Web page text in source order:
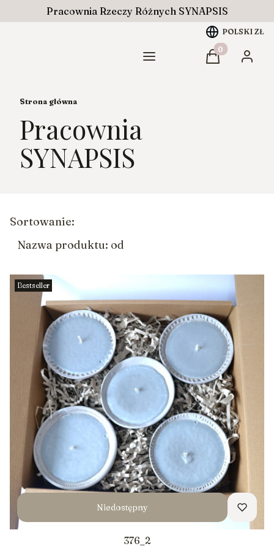
Pracownia Rzeczy Różnych SYNAPSIS
POLSKI ZŁ
Menu Produkty w
Koszyk
Strona główna
Pracownia
SYNAPSIS
Lista produktów
Sortowanie:
Nazwa produktu: od Z do A
Bestseller
Niedostępny
376_2